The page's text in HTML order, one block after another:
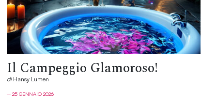
Il Campeggio Glamoroso!
diHansy Lumen
─ 25 GENNAIO 2026